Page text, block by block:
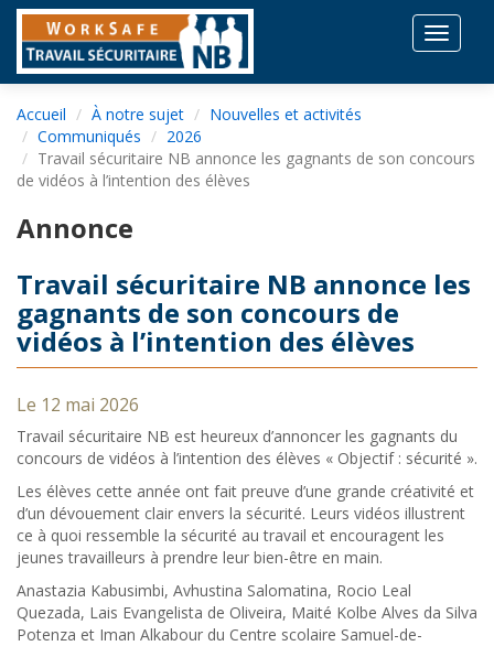
Toggle
Accueil À notre sujet
Nouvelles et activités
Communiqués
2026
Travail sécuritaire NB annonce les gagnants de son concours
de vidéos à l’intention des élèves
Annonce
Travail sécuritaire NB annonce les
gagnants de son concours de
vidéos à l’intention des élèves
Le 12 mai 2026
Travail sécuritaire NB est heureux d’annoncer les gagnants du
concours de vidéos à l’intention des élèves « Objectif : sécurité ».
Les élèves cette année ont fait preuve d’une grande créativité et
d’un dévouement clair envers la sécurité. Leurs vidéos illustrent
ce à quoi ressemble la sécurité au travail et encouragent les
jeunes travailleurs à prendre leur bien-être en main.
Anastazia Kabusimbi, Avhustina Salomatina, Rocio Leal
Quezada, Lais Evangelista de Oliveira, Maité Kolbe Alves da Silva
Potenza et Iman Alkabour du Centre scolaire Samuel-de-